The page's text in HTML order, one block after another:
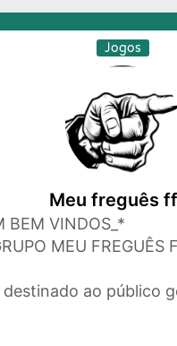
Jogos
Meu freguês
BEM VINDOS_*
ㅤ *_AO GRUPO MEU
ao público